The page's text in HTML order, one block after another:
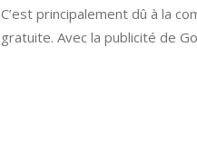
C’est principalement dû à la
gratuite. Avec la publicité de